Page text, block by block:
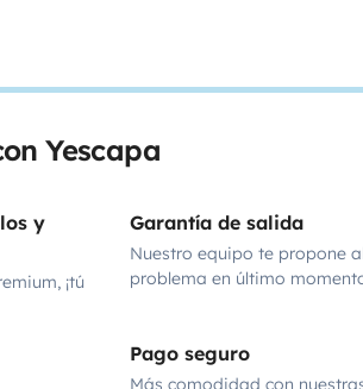
Yescapa
y
¡tú
Garantía de salida
Nuestro equipo te propone
problema en último
Pago seguro
Más comodidad con